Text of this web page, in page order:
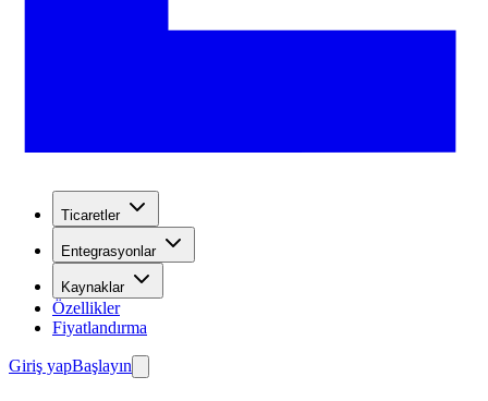
Ticaretler
Entegrasyonlar
Kaynaklar
Özellikler
Fiyatlandırma
Giriş yapBaşlayın